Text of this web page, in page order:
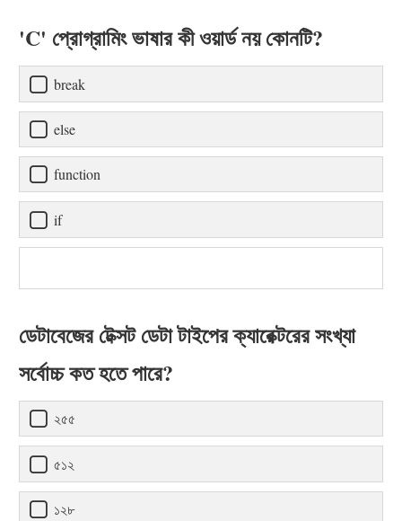
'C' প্রোগ্রামিং ভাষার কী ওয়ার্ড নয় কোনটি?
break
else
function
if
ডেটাবেজের টেক্সট ডেটা টাইপের ক্যারেক্টরের সংখ্যা
সর্বোচ্চ কত হতে পারে?
২৫৫
৫১২
১২৮